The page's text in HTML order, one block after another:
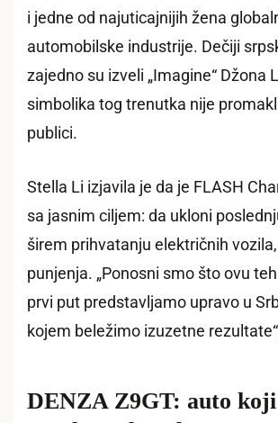
i jedne od najuticajnijih žena
automobilske industrije. Dečiji
zajedno su izveli „Imagine“ Džona
simbolika tog trenutka nije
publici.
Stella Li izjavila je da je FLASH
sa jasnim ciljem: da ukloni
širem prihvatanju električnih
punjenja. „Ponosni smo što ovu
prvi put predstavljamo upravo u
kojem beležimo izuzetne
DENZA Z9GT: auto